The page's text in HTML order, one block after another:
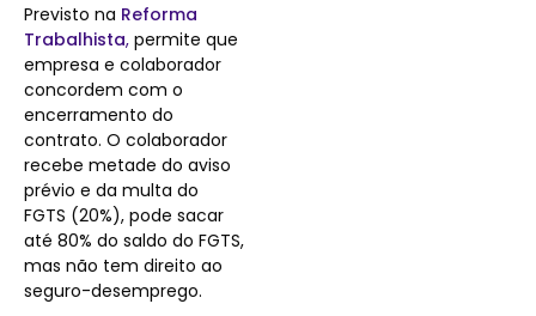
Previsto na Reforma
Trabalhista, permite que
empresa e colaborador
concordem com o
encerramento do
contrato. O colaborador
recebe metade do aviso
prévio e da multa do
FGTS (20%), pode sacar
até 80% do saldo do FGTS,
mas não tem direito ao
seguro-desemprego.